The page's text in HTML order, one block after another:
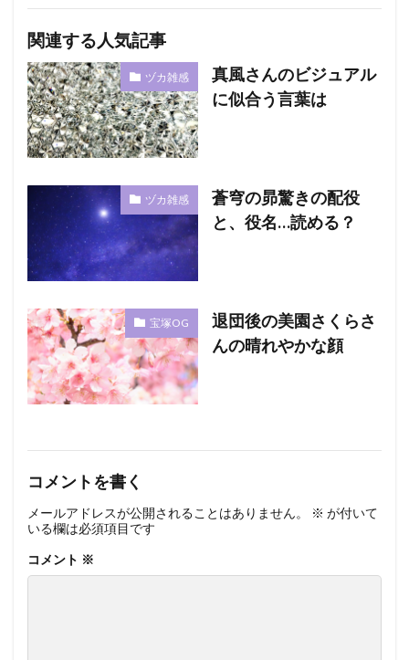
関連する人気記事
ヅカ雑感
真風さんのビジュアル
に似合う言葉は
ヅカ雑感
蒼穹の昴驚きの配役
と、役名…読める？
宝塚OG
退団後の美園さくらさ
んの晴れやかな顔
コメントを書く
メールアドレスが公開されることはありません。 ※ が付いて
いる欄は必須項目です
コメント ※